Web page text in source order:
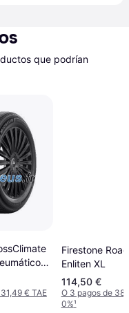
que podrían
€ TAE
Firestone
Enliten XL
114,50 €
O 3 pagos de
0%¹